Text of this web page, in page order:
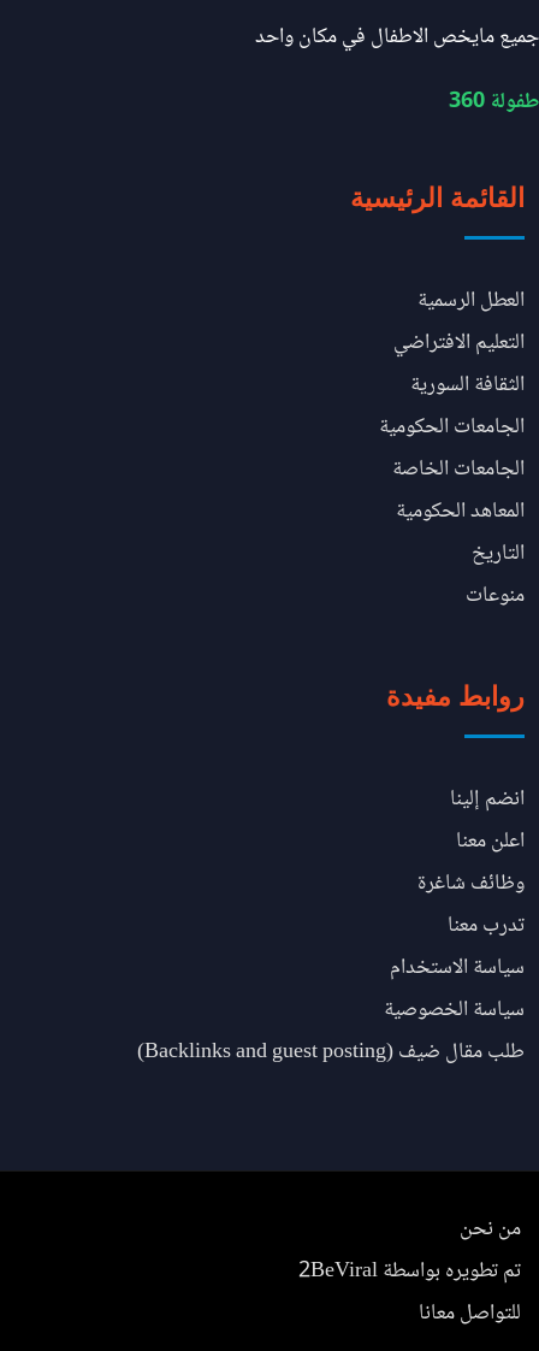
جميع مايخص الاطفال في مكان واحد
طفولة 360
القائمة الرئيسية
العطل الرسمية
التعليم الافتراضي
الثقافة السورية
الجامعات الحكومية
الجامعات الخاصة
المعاهد الحكومية
التاريخ
منوعات
روابط مفيدة
انضم إلينا
اعلن معنا
وظائف شاغرة
تدرب معنا
سياسة الاستخدام
سياسة الخصوصية
طلب مقال ضيف (Backlinks and guest posting)
من نحن
تم تطويره بواسطة 2BeViral
للتواصل معانا